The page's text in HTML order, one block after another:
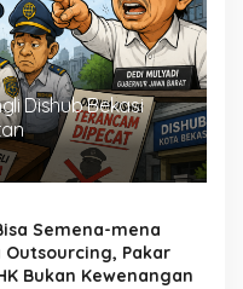
Dishub Bekasi
Semena-mena
Pakar
Bukan Kewenangan